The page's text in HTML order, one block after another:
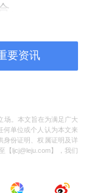
。
独家代理权
最新玻
麻也预计获
通过投资入
液产品的独
复合溶液产
要资讯
场。本文旨在为满足广大
何单位或个人认为本文来
身份证明、权属证明及详
【ljcj@leju.com】，我们